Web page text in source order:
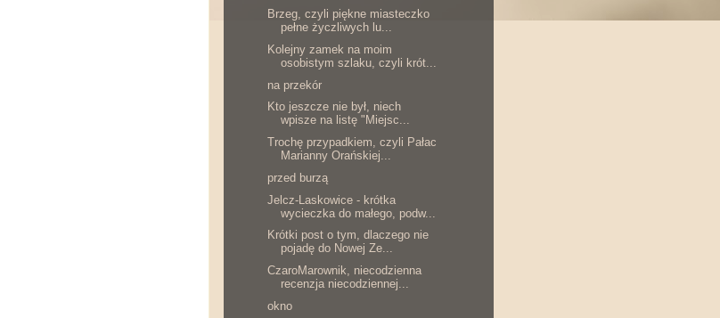
Brzeg, czyli piękne miasteczko
pełne życzliwych lu...
Kolejny zamek na moim
osobistym szlaku, czyli krót...
na przekór
Kto jeszcze nie był, niech
wpisze na listę "Miejsc...
Trochę przypadkiem, czyli Pałac
Marianny Orańskiej...
przed burzą
Jelcz-Laskowice - krótka
wycieczka do małego, podw...
Krótki post o tym, dlaczego nie
pojadę do Nowej Ze...
CzaroMarownik, niecodzienna
recenzja niecodziennej...
okno